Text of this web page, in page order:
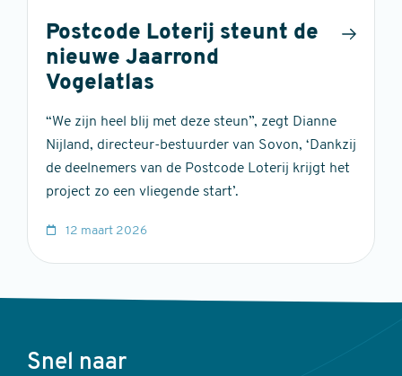
Postcode Loterij steunt de
nieuwe Jaarrond
Vogelatlas
“We zijn heel blij met deze steun”, zegt Dianne
Nijland, directeur-bestuurder van Sovon, ‘Dankzij
de deelnemers van de Postcode Loterij krijgt het
project zo een vliegende start’.
12 maart 2026
Voet
Snel naar